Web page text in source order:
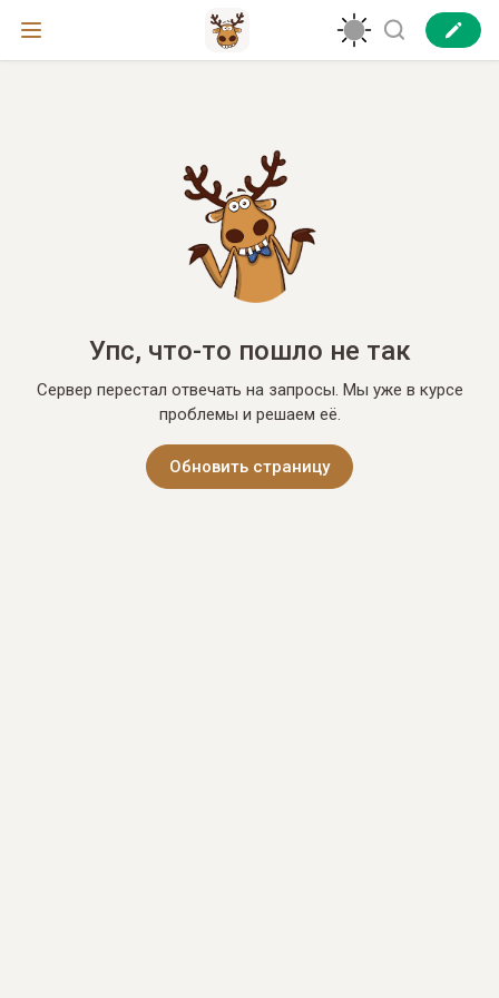
Упс, что-то пошло не так
Сервер перестал отвечать на запросы. Мы уже в курсе
проблемы и решаем её.
Обновить страницу